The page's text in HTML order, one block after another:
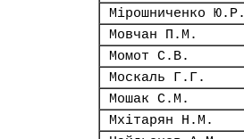
Мірошниченко Ю.Р.
Мовчан П.М.
Момот С.В.
Москаль Г.Г.
Мошак С.М.
Мхітарян Н.М.